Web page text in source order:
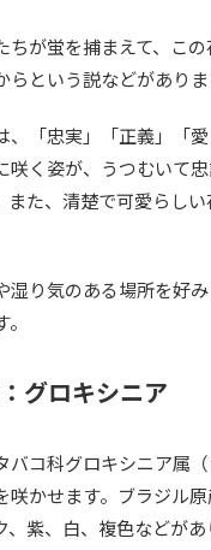
ちが蛍を捕まえて、こ
らという説などがありま
、「忠実」「正義」「
咲く姿が、うつむいて
また、清楚で可愛らし
湿り気のある場所を好
グロキシニア
バコ科グロキシニア属
咲かせます。ブラジル
紫、白、複色などがあ